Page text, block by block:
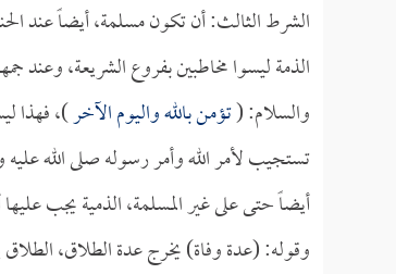
الشرط الثالث: أن تكون مسلمة، أيضاً عند
الذمة ليسوا مخاطبين بفروع الشريعة، وعند
والسلام: (تؤمن بالله واليوم الآخر)، فهذا
تستجيب لأمر الله وأمر رسوله صلى الله
أيضاً حتى على غير المسلمة، الذمية يجب
وقوله: (عدة وفاة) يخرج عدة الطلاق،